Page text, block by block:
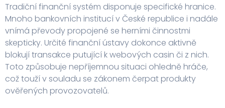
Tradiční finanční systém disponuje specifické hranice.
Mnoho bankovních institucí v České republice i nadále
vnímá převody propojené se herními činnostmi
skepticky. Určité finanční ústavy dokonce aktivně
blokují transakce putující k webových casin či z nich.
Toto způsobuje nepříjemnou situaci ohledně hráče,
což touží v souladu se zákonem čerpat produkty
ověřených provozovatelů.